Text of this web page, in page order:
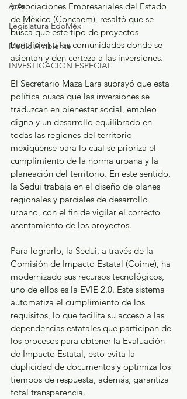
Arte
Legislatura EdoMéx
Medio Ambiente
INVESTIGACIÓN ESPECIAL
y Asociaciones Empresariales del Estado
de México (Concaem), resaltó que se
busca que este tipo de proyectos
beneficien a las comunidades donde se
asientan y den certeza a las inversiones.
El Secretario Maza Lara subrayó que esta
política busca que las inversiones se
traduzcan en bienestar social, empleo
digno y un desarrollo equilibrado en
todas las regiones del territorio
mexiquense para lo cual se prioriza el
cumplimiento de la norma urbana y la
planeación del territorio. En este sentido,
la Sedui trabaja en el diseño de planes
regionales y parciales de desarrollo
urbano, con el fin de vigilar el correcto
asentamiento de los proyectos.
Para lograrlo, la Sedui, a través de la
Comisión de Impacto Estatal (Coime), ha
modernizado sus recursos tecnológicos,
uno de ellos es la EVIE 2.0. Este sistema
automatiza el cumplimiento de los
requisitos, lo que facilita su acceso a las
dependencias estatales que participan de
los procesos para obtener la Evaluación
de Impacto Estatal, esto evita la
duplicidad de documentos y optimiza los
tiempos de respuesta, además, garantiza
total transparencia.